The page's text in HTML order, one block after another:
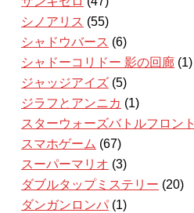
シノアリス (55)
シャドウバース (6)
シャドーコリドー 影の回廊 (1)
ジャッジアイズ (5)
ジラフとアンニカ (1)
スターウォーズバトルフロント
スマホゲーム (67)
スーパーマリオ (3)
ダブルタップミステリー (20)
ダンガンロンパ (1)